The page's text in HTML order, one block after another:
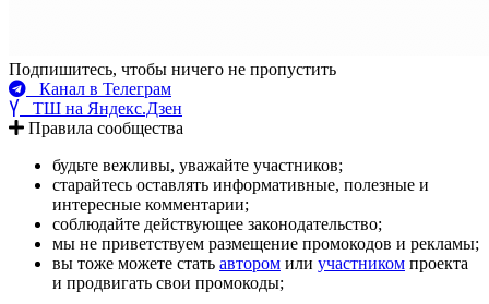
Подпишитесь, чтобы ничего не пропустить
Канал в Телеграм
ТШ на Яндекс.Дзен
Правила сообщества
будьте вежливы, уважайте участников;
старайтесь оставлять информативные, полезные и
интересные комментарии;
соблюдайте действующее законодательство;
мы не приветствуем размещение промокодов и рекламы;
вы тоже можете стать автором или участником проекта
и продвигать свои промокоды;